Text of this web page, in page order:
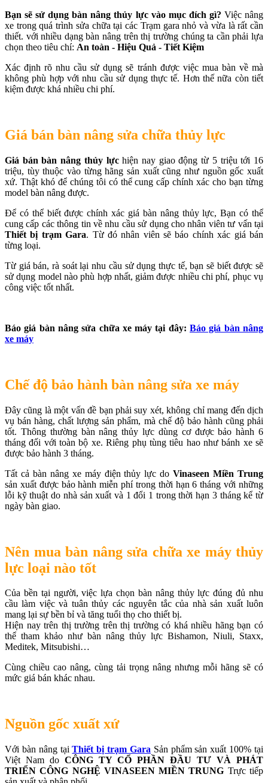
Bạn sẽ sử dụng bàn nâng thủy lực vào mục đích gì? Việc nâng
xe trong quá trình sửa chữa tại các Trạm gara nhỏ và vừa là rất cần
thiết. với nhiều dạng bàn nâng trên thị trường chúng ta cần phải lựa
chọn theo tiêu chí: An toàn - Hiệu Quả - Tiết Kiệm
Xác định rõ nhu cầu sử dụng sẽ tránh được việc mua bàn về mà
không phù hợp với nhu cầu sử dụng thực tế. Hơn thế nữa còn tiết
kiệm được khá nhiều chi phí.
Giá bán bàn nâng sửa chữa thủy lực
Giá bán bàn nâng thủy lựchiện nay giao động từ 5 triệu tới 16
triệu, tùy thuộc vào từng hãng sản xuất cũng như nguồn gốc xuất
xứ. Thật khó để chúng tôi có thể cung cấp chính xác cho bạn từng
model bàn nâng được.
Để có thể biết được chính xác giá bàn nâng thủy lực, Bạn có thể
cung cấp các thông tin về nhu cầu sử dụng cho nhân viên tư vấn tại
Thiết bị trạm Gara. Từ đó nhân viên sẽ báo chính xác giá bán
từng loại.
Từ giá bán, rà soát lại nhu cầu sử dụng thực tế, bạn sẽ biết được sẽ
sử dụng model nào phù hợp nhất, giảm được nhiều chi phí, phục vụ
công việc tốt nhất.
Báo giá bàn nâng sửa chữa xe máy tại đây:Báo giá bàn nâng
xe máy
Chế độ bảo hành bàn nâng sửa xe máy
Đây cũng là một vấn đề bạn phải suy xét, không chỉ mang đến dịch
vụ bán hàng, chất lượng sản phẩm, mà chế độ bảo hành cũng phải
tốt. Thông thường bàn nâng thủy lực dùng cơ được bảo hành 6
tháng đối với toàn bộ xe. Riêng phụ tùng tiêu hao như bánh xe sẽ
được bảo hành 3 tháng.
Tất cả bàn nâng xe máy điện thủy lực doVinaseen Miền Trung
sản xuất được bảo hành miễn phí trong thời hạn 6 tháng với những
lỗi kỹ thuật do nhà sản xuất và 1 đổi 1 trong thời hạn 3 tháng kể từ
ngày bàn giao.
Nên mua bàn nâng sửa chữa xe máy thủy
lực loại nào tốt
Của bền tại người, việc lựa chọn bàn nâng thủy lực đúng đủ nhu
cầu làm việc và tuân thủy các nguyên tắc của nhà sản xuất luôn
mang lại sự bền bỉ và tăng tuổi thọ cho thiết bị.
Hiện nay trên thị trường trên thị trường có khá nhiều hãng bạn có
thể tham khảo như bàn nâng thủy lực Bishamon, Niuli, Staxx,
Meditek, Mitsubishi…
Cùng chiều cao nâng, cùng tải trọng nâng nhưng mỗi hãng sẽ có
mức giá bán khác nhau.
Nguồn gốc xuất xứ
Với bàn nâng tạiThiết bị trạm Gara Sản phẩm sản xuất 100% tại
Việt Nam do CÔNG TY CỔ PHẦN ĐẦU TƯ VÀ PHÁT
TRIỂN CÔNG NGHỆ VINASEEN MIỀN TRUNG Trực tiếp